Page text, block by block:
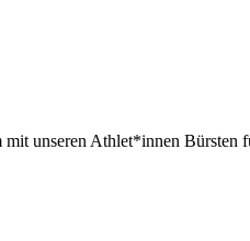
unseren Athlet*innen Bürsten